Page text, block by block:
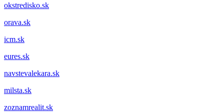
okstredisko.sk
orava.sk
icm.sk
eures.sk
navstevalekara.sk
milsta.sk
zoznamrealit.sk